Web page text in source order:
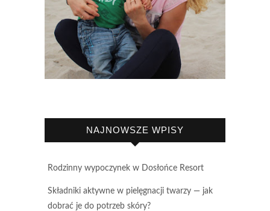
NAJNOWSZE WPISY
Rodzinny wypoczynek w Dosłońce Resort
Składniki aktywne w pielęgnacji twarzy — jak
dobrać je do potrzeb skóry?